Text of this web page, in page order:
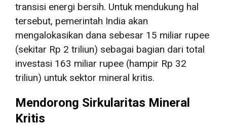
transisi energi bersih. Untuk mendukung hal
tersebut, pemerintah India akan
mengalokasikan dana sebesar 15 miliar rupee
(sekitar Rp 2 triliun) sebagai bagian dari total
investasi 163 miliar rupee (hampir Rp 32
triliun) untuk sektor mineral kritis.
Mendorong Sirkularitas Mineral
Kritis